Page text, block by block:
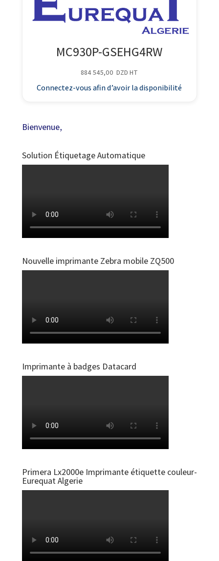
MC930P-GSEHG4RW
884 545,00 DZD HT
Connectez-vous afin d’avoir la disponibilité
Bienvenue,
Solution Étiquetage Automatique
Nouvelle imprimante Zebra mobile ZQ500
Imprimante à badges Datacard
Primera Lx2000e Imprimante étiquette couleur-
Eurequat Algerie